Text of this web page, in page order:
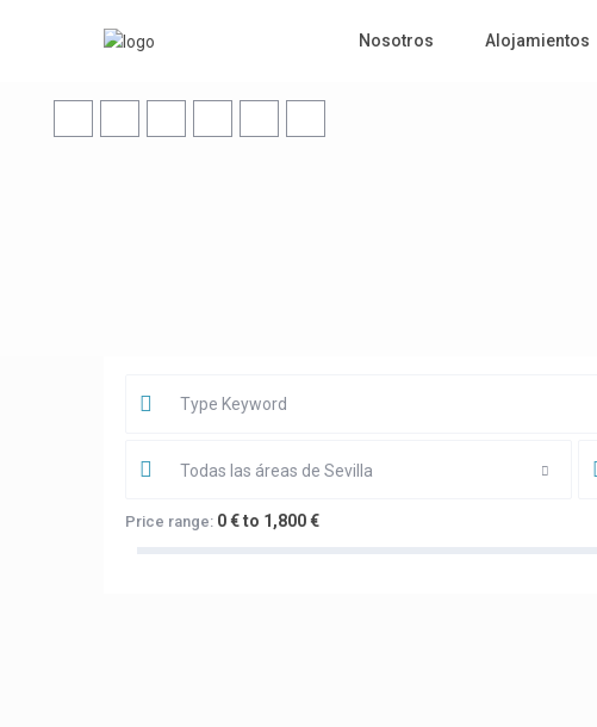
Nosotros Alojamientos
Todas las áreas de Sevilla
Price range: 0 € to 1,800 €